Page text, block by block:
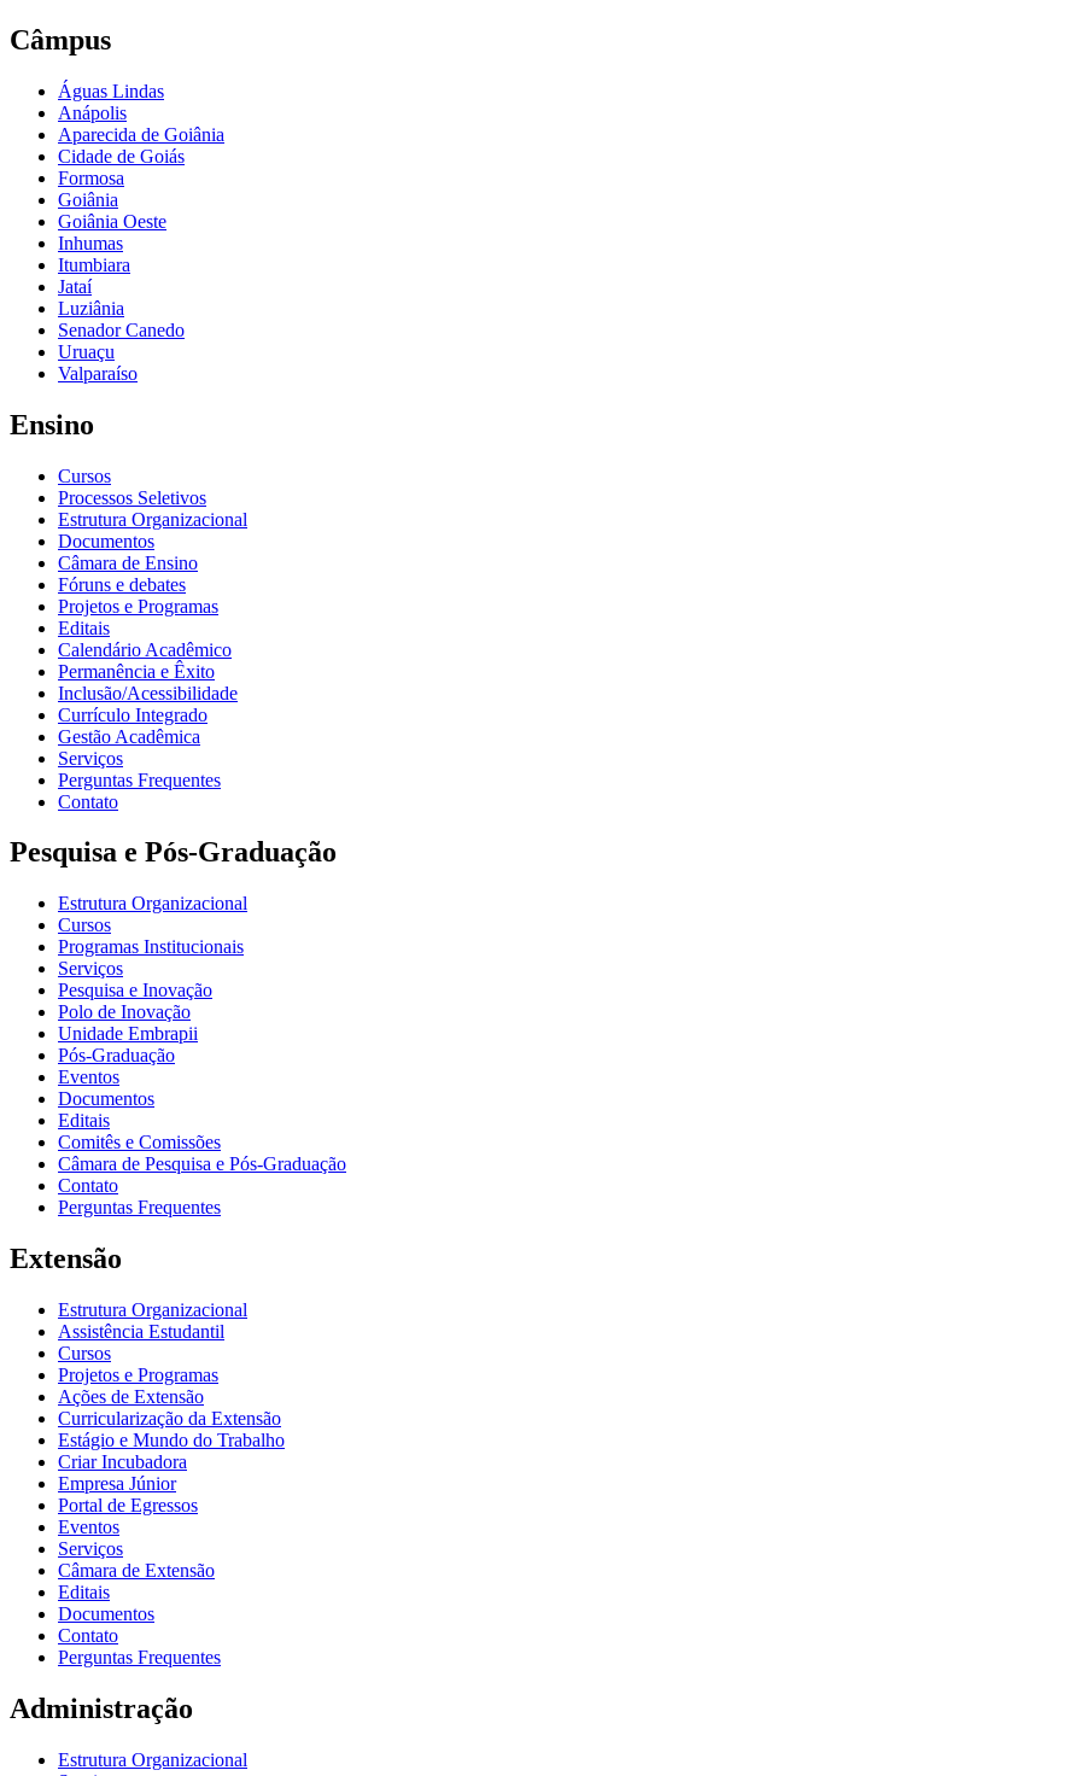
Câmpus
Águas Lindas
Anápolis
Aparecida de Goiânia
Cidade de Goiás
Formosa
Goiânia
Goiânia Oeste
Inhumas
Itumbiara
Jataí
Luziânia
Senador Canedo
Uruaçu
Valparaíso
Ensino
Cursos
Processos Seletivos
Estrutura Organizacional
Documentos
Câmara de Ensino
Fóruns e debates
Projetos e Programas
Editais
Calendário Acadêmico
Permanência e Êxito
Inclusão/Acessibilidade
Currículo Integrado
Gestão Acadêmica
Serviços
Perguntas Frequentes
Contato
Pesquisa e Pós-Graduação
Estrutura Organizacional
Cursos
Programas Institucionais
Serviços
Pesquisa e Inovação
Polo de Inovação
Unidade Embrapii
Pós-Graduação
Eventos
Documentos
Editais
Comitês e Comissões
Câmara de Pesquisa e Pós-Graduação
Contato
Perguntas Frequentes
Extensão
Estrutura Organizacional
Assistência Estudantil
Cursos
Projetos e Programas
Ações de Extensão
Curricularização da Extensão
Estágio e Mundo do Trabalho
Criar Incubadora
Empresa Júnior
Portal de Egressos
Eventos
Serviços
Câmara de Extensão
Editais
Documentos
Contato
Perguntas Frequentes
Administração
Estrutura Organizacional